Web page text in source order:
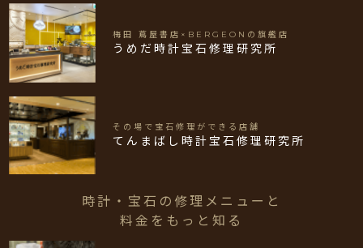
梅田 蔦屋書店×BERGEONの旗艦店
うめだ時計宝石修理研究所
その場で宝石修理ができる店舗
てんまばし時計宝石修理研究所
時計・宝石の修理メニューと
料金をもっと知る